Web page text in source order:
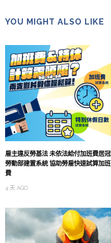
YOU MIGHT ALSO LIKE
雇主違反勞基法 未依法給付加班費居冠
勞動部建置系統 協助勞雇快速試算加班
費
4 天 AGO